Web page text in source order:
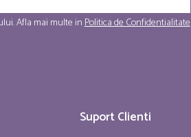
Afla mai multe inPolitica de Confidentialitate
Suport Clienti